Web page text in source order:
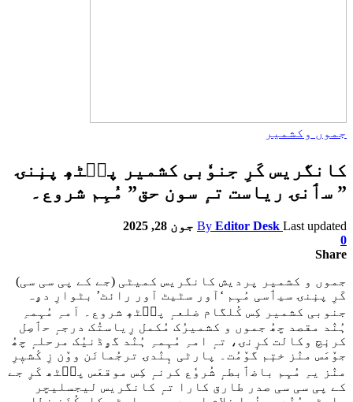
جموں وکشمیر
کانگریس کَرِ جنوٗبی کشمیر پٮ۪ٹھٕ پنٕنۍ
” سٲنۍ ریاست تہٕ سون حق” مُہِم شروع۔
By Editor Desk Last updated
جون 28, 2025
0
Share
جموں و کشمیر پردیش کانگریس کمیٹی (جے کے پی سی سی)
کَرِ پنٕنۍ سیٲسی مُہِم ‘آور سٹیٹ آور رائٹ’ بٹوارِ دۄہ
جنوبی کشمیر کِس کُلگام ضلعہٕ پٮ۪ٹھٕ شروع۔ اَمہِ مُہِمہِ
ہُنٛد مقصد چھُ جموں و کشمیرُک مُکمل رِیاستُک درجہٕ حٲصِل
کرنٕچ وکالت کرٕنۍ، تہٕ امہِ مُہِمہِ ہُنٛد گۄڈنیُک مرحلہٕ چھُ
جوٚمَس منٛز ختٕم گوٚمُت۔ پارٹی ہٕنٛدۍ ترجُمانَن ووٚن زِ کٔشیٖرِ
منٛز یہِ مُہِم باضٲبطہٕ شُروٗع کرنہٕ کِس موقعَس پٮ۪ٹھ کَرِ جے
کے پی سی سی صدر طارق کارا تہٕ کانگریس لیجسلیچر